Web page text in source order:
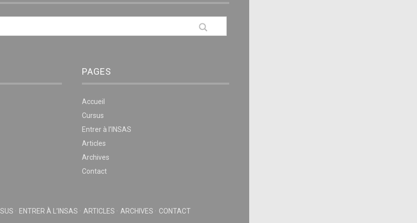
PAGES
Accueil
Cursus
Entrer à l’INSAS
Articles
Archives
Contact
ENTRER À L’INSAS ARTICLES ARCHIVES CONTACT